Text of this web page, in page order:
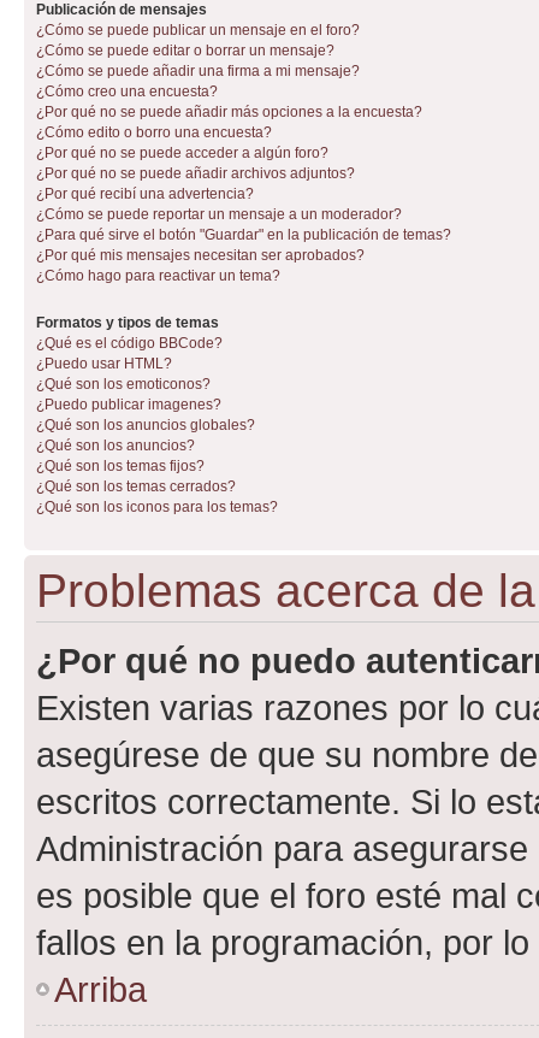
Publicación de mensajes
¿Cómo se puede publicar un mensaje en el foro?
¿Cómo se puede editar o borrar un mensaje?
¿Cómo se puede añadir una firma a mi mensaje?
¿Cómo creo una encuesta?
¿Por qué no se puede añadir más opciones a la encuesta?
¿Cómo edito o borro una encuesta?
¿Por qué no se puede acceder a algún foro?
¿Por qué no se puede añadir archivos adjuntos?
¿Por qué recibí una advertencia?
¿Cómo se puede reportar un mensaje a un moderador?
¿Para qué sirve el botón "Guardar" en la publicación de temas?
¿Por qué mis mensajes necesitan ser aprobados?
¿Cómo hago para reactivar un tema?
Formatos y tipos de temas
¿Qué es el código BBCode?
¿Puedo usar HTML?
¿Qué son los emoticonos?
¿Puedo publicar imagenes?
¿Qué son los anuncios globales?
¿Qué son los anuncios?
¿Qué son los temas fijos?
¿Qué son los temas cerrados?
¿Qué son los iconos para los temas?
Problemas acerca de
¿Por qué no puedo
Existen varias razones por lo
asegúrese de que su nombre
escritos correctamente. Si lo
Administración para
es posible que el foro esté mal
fallos en la programación, por
Arriba